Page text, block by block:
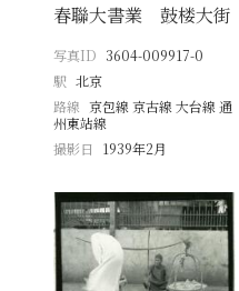
春聯大書業 鼓楼大街
写真ID 3604-009917-0
駅 北京
路線 京包線 京古線 大台線 通
州東站線
撮影日
1939年2月